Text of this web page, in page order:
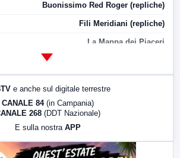
Buonissimo Red Roger (repliche)
Fili Meridiani (repliche)
La Mappa dei Piaceri
LabNews (replica)
e anche sul digitale terrestre
CANALE 84 (in Campania)
268 (DDT Nazionale)
E sulla nostra APP